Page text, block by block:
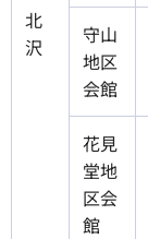
北
沢
守山
地区
会館
花見
堂地
区会
館